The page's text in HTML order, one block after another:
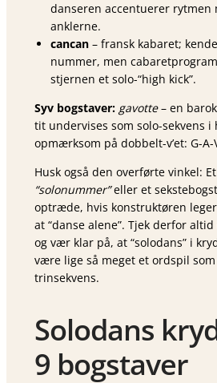
danseren accentuerer rytmen
anklerne.
cancan – fransk kabaret;
nummer, men
stjernen et solo-“high kick”.
Syv bogstaver: gavotte– en
tit undervises som solo-sekvens
opmærksom på dobbelt-v’et: G-A-
Husk også den overførte vinkel:
“solonummer”eller et
optræde, hvis konstruktøren
at “danse alene”. Tjek derfor
og vær klar på, at “solodans” i
være lige så meget et ordspil
trinsekvens.
Solodans
9 bogstaver